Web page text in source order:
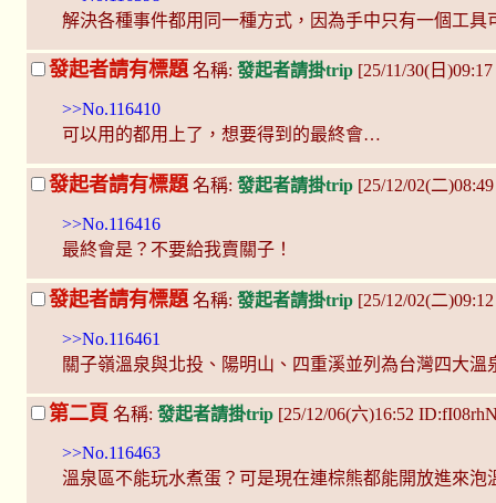
解決各種事件都用同一種方式，因為手中只有一個工具
發起者請有標題 名稱: 發起者請掛trip [25/11/30(日
>>No.116410
可以用的都用上了，想要得到的最終會…
發起者請有標題 名稱: 發起者請掛trip [25/12/02(二
>>No.116416
最終會是？不要給我賣關子！
發起者請有標題 名稱: 發起者請掛trip [25/12/02(二
>>No.116461
關子嶺溫泉與北投、陽明山、四重溪並列為台灣四大溫
第二頁 名稱: 發起者請掛trip [25/12/06(六)16:52
>>No.116463
溫泉區不能玩水煮蛋？可是現在連棕熊都能開放進來泡